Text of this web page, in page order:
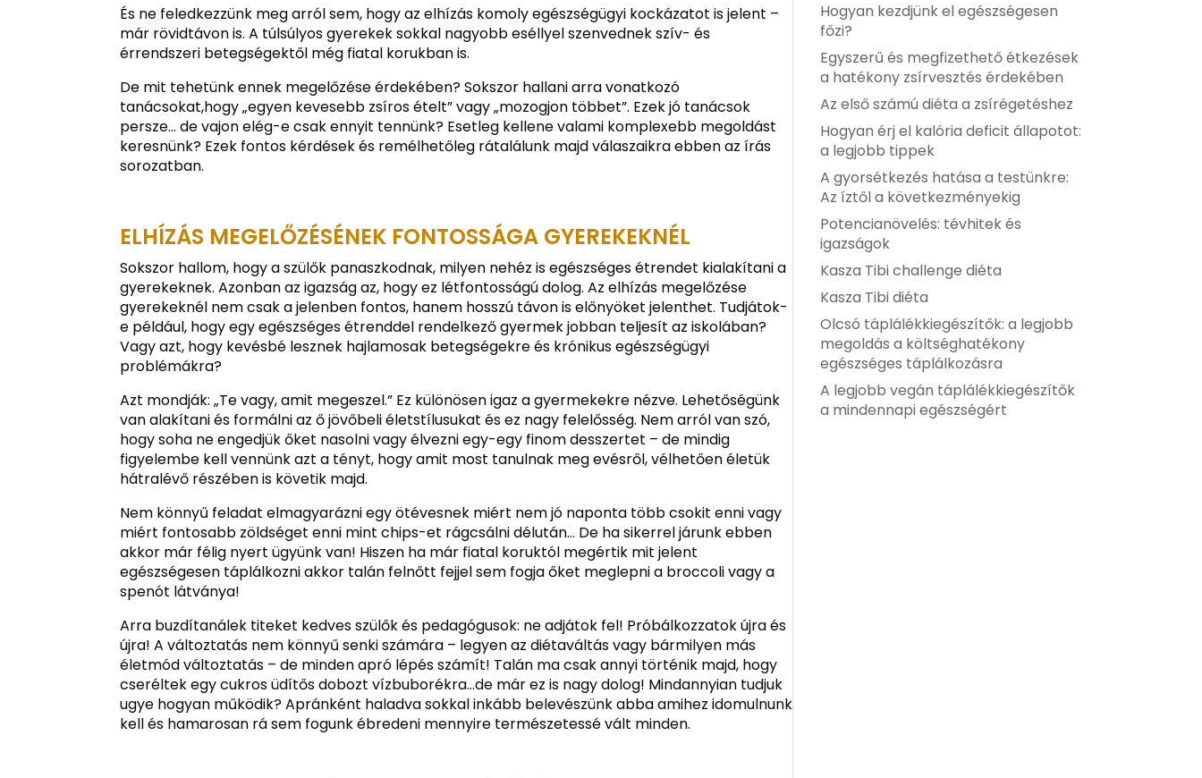
És ne feledkezzünk meg arról sem, hogy az elhízás komoly egészségügyi kockázatot is jelent –
már rövidtávon is. A túlsúlyos gyerekek sokkal nagyobb eséllyel szenvednek szív- és
érrendszeri betegségektől még fiatal korukban is.
De mit tehetünk ennek megelőzése érdekében? Sokszor hallani arra vonatkozó
tanácsokat,hogy „egyen kevesebb zsíros ételt” vagy „mozogjon többet”. Ezek jó tanácsok
persze… de vajon elég-e csak ennyit tennünk? Esetleg kellene valami komplexebb megoldást
keresnünk? Ezek fontos kérdések és remélhetőleg rátalálunk majd válaszaikra ebben az írás
sorozatban.
ELHÍZÁS MEGELŐZÉSÉNEK FONTOSSÁGA GYEREKEKNÉL
Sokszor hallom, hogy a szülők panaszkodnak, milyen nehéz is egészséges étrendet kialakítani a
gyerekeknek. Azonban az igazság az, hogy ez létfontosságú dolog. Az elhízás megelőzése
gyerekeknél nem csak a jelenben fontos, hanem hosszú távon is előnyöket jelenthet. Tudjátok-
e például, hogy egy egészséges étrenddel rendelkező gyermek jobban teljesít az iskolában?
Vagy azt, hogy kevésbé lesznek hajlamosak betegségekre és krónikus egészségügyi
problémákra?
Azt mondják: „Te vagy, amit megeszel.” Ez különösen igaz a gyermekekre nézve. Lehetőségünk
van alakítani és formálni az ő jövőbeli életstílusukat és ez nagy felelősség. Nem arról van szó,
hogy soha ne engedjük őket nasolni vagy élvezni egy-egy finom desszertet – de mindig
figyelembe kell vennünk azt a tényt, hogy amit most tanulnak meg evésről, vélhetően életük
hátralévő részében is követik majd.
Nem könnyű feladat elmagyarázni egy ötévesnek miért nem jó naponta több csokit enni vagy
miért fontosabb zöldséget enni mint chips-et rágcsálni délután… De ha sikerrel járunk ebben
akkor már félig nyert ügyünk van! Hiszen ha már fiatal koruktól megértik mit jelent
egészségesen táplálkozni akkor talán felnőtt fejjel sem fogja őket meglepni a broccoli vagy a
spenót látványa!
Arra buzdítanálek titeket kedves szülők és pedagógusok: ne adjátok fel! Próbálkozzatok újra és
újra! A változtatás nem könnyű senki számára – legyen az diétaváltás vagy bármilyen más
életmód változtatás – de minden apró lépés számít! Talán ma csak annyi történik majd, hogy
cseréltek egy cukros üdítős dobozt vízbuborékra…de már ez is nagy dolog! Mindannyian tudjuk
ugye hogyan működik? Apránként haladva sokkal inkább belevészünk abba amihez idomulnunk
kell és hamarosan rá sem fogunk ébredeni mennyire természetessé vált minden.
Hogyan kezdjünk el egészségesen
főzi?
Egyszerű és megfizethető étkezések
a hatékony zsírvesztés érdekében
Az első számú diéta a zsírégetéshez
Hogyan érj el kalória deficit állapotot:
a legjobb tippek
A gyorsétkezés hatása a testünkre:
Az íztől a következményekig
Potencianövelés: tévhitek és
igazságok
Kasza Tibi challenge diéta
Kasza Tibi diéta
Olcsó táplálékkiegészítők: a legjobb
megoldás a költséghatékony
egészséges táplálkozásra
A legjobb vegán táplálékkiegészítők
a mindennapi egészségért